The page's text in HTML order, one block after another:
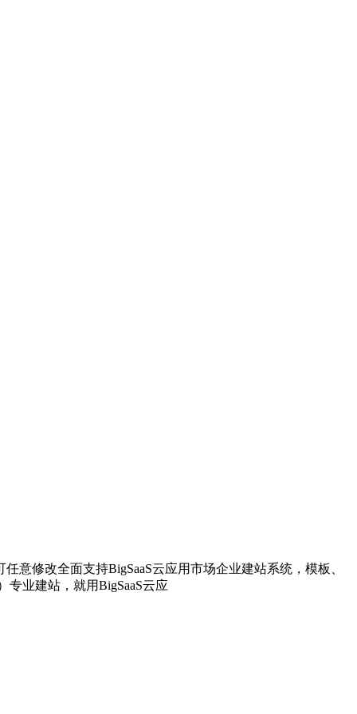
意修改全面支持BigSaaS云应用市场企业建站系统，模板、
专业建站，就用BigSaaS云应